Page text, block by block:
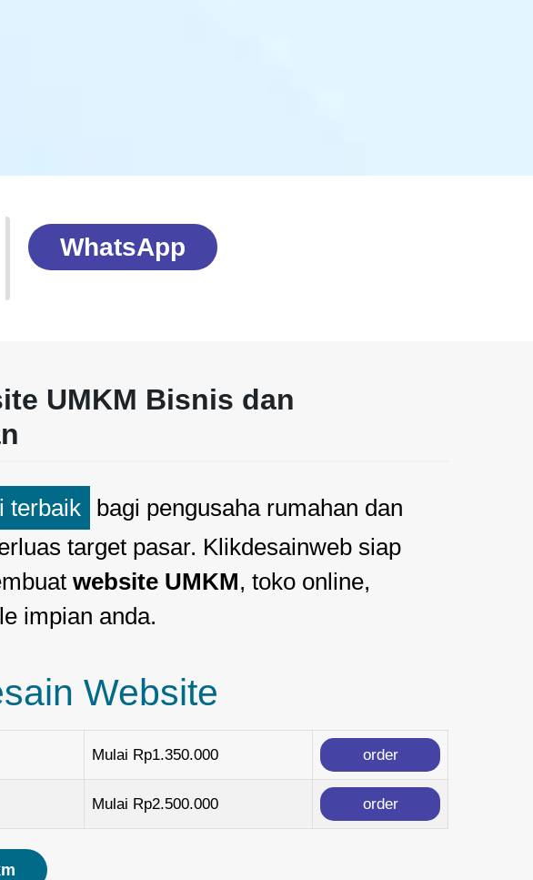
WhatsApp
UMKM Bisnis dan
terbaik
bagi pengusaha rumahan dan
target pasar. Klikdesainweb siap
website UMKM, toko online,
impian anda.
Website
Mulai Rp1.350.000 order
Mulai Rp2.500.000 order